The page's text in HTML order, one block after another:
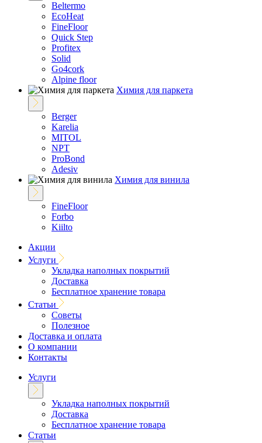
Beltermo
EcoHeat
FineFloor
Quick Step
Profitex
Solid
Go4cork
Alpine floor
Химия для паркета
Berger
Karelia
MITOL
NPT
ProBond
Adesiv
Химия для винила
FineFloor
Forbo
Kiilto
Акции
Услуги
Укладка наполных покрытий
Доставка
Бесплатное хранение товара
Статьи
Советы
Полезное
Доставка и оплата
О компании
Контакты
Услуги
Укладка наполных покрытий
Доставка
Бесплатное хранение товара
Статьи